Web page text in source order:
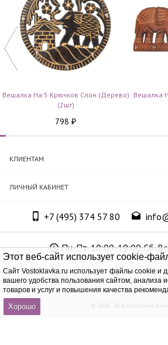
Этот веб-сайт использует cookie-
Cайт Vostoklavka.ru использует файлы cookie и
вашего удобства пользования сайтом, анализа
товаров и услуг и повышения качества
Хорошо
Вешалка На 5 Крючков Слон (дерево)
(2шт)
798 ₽
Вешалка
КЛИЕНТАМ
ЛИЧНЫЙ КАБИНЕТ
+7 (495) 374 57 80
Пн-Пт. 10:00-19:00 Сб-
ООО «Юнит Групп», ОГРН